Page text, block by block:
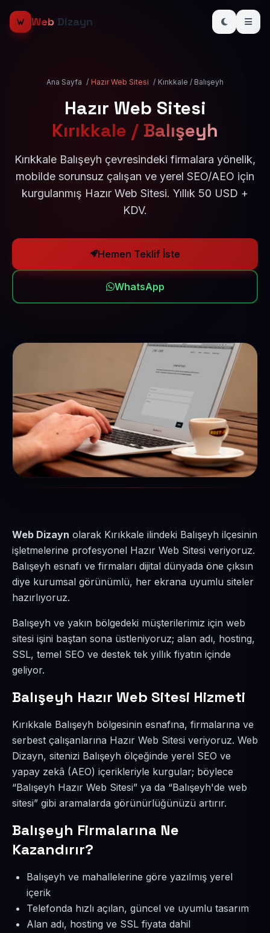
Web Dizayn
Ana Sayfa / Hazır Web Sitesi / Kırıkkale / Balışeyh
Hazır Web Sitesi
Kırıkkale / Balışeyh
Kırıkkale Balışeyh çevresindeki firmalara yönelik,
mobilde sorunsuz çalışan ve yerel SEO/AEO için
kurgulanmış Hazır Web Sitesi. Yıllık 50 USD +
KDV.
Hemen Teklif İste
WhatsApp
Web Dizayn olarak Kırıkkale ilindeki Balışeyh ilçesinin
işletmelerine profesyonel Hazır Web Sitesi veriyoruz.
Balışeyh esnafı ve firmaları dijital dünyada öne çıksın
diye kurumsal görünümlü, her ekrana uyumlu siteler
hazırlıyoruz.
Balışeyh ve yakın bölgedeki müşterilerimiz için web
sitesi işini baştan sona üstleniyoruz; alan adı, hosting,
SSL, temel SEO ve destek tek yıllık fiyatın içinde
geliyor.
Balışeyh Hazır Web Sitesi Hizmeti
Kırıkkale Balışeyh bölgesinin esnafına, firmalarına ve
serbest çalışanlarına Hazır Web Sitesi veriyoruz. Web
Dizayn, sitenizi Balışeyh ölçeğinde yerel SEO ve
yapay zekâ (AEO) içerikleriyle kurgular; böylece
“Balışeyh Hazır Web Sitesi” ya da “Balışeyh'de web
sitesi” gibi aramalarda görünürlüğünüzü artırır.
Balışeyh Firmalarına Ne
Kazandırır?
Balışeyh ve mahallelerine göre yazılmış yerel
içerik
Telefonda hızlı açılan, güncel ve uyumlu tasarım
Alan adı, hosting ve SSL fiyata dahil